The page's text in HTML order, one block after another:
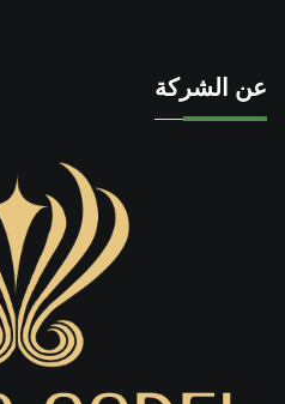
عن الشركة